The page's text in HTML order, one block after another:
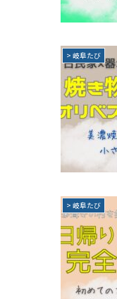
> 岐阜たび
> 岐阜たび